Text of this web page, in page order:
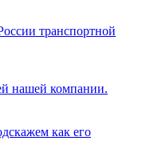
транспортной
нашей компании.
как его